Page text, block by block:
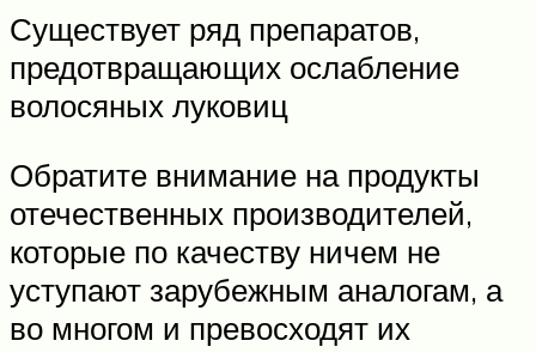
Существует ряд препаратов,
предотвращающих ослабление
волосяных луковиц
Обратите внимание на продукты
отечественных производителей,
которые по качеству ничем не
уступают зарубежным аналогам, а
во многом и превосходят их